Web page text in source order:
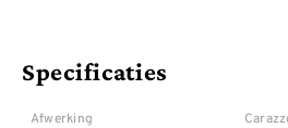
Specificaties
Afwerking